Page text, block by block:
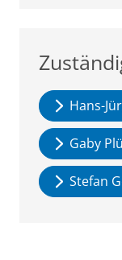
Hans-
Gaby
Stefan